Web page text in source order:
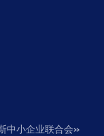
中小企业联合会»